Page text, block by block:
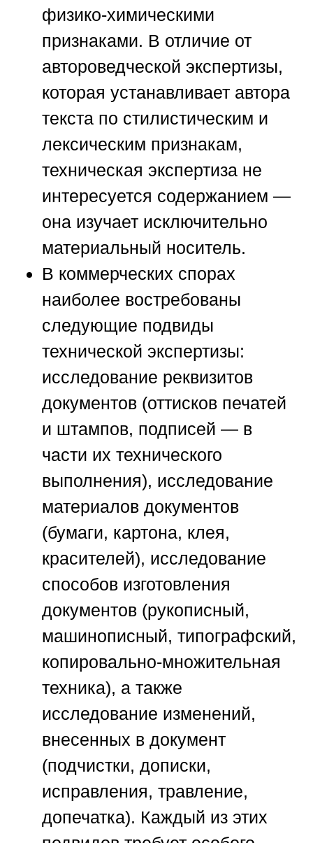
физико-химическими
признаками. В отличие от
автороведческой экспертизы,
которая устанавливает автора
текста по стилистическим и
лексическим признакам,
техническая экспертиза не
интересуется содержанием —
она изучает исключительно
материальный носитель.
В коммерческих спорах
наиболее востребованы
следующие подвиды
технической экспертизы:
исследование реквизитов
документов (оттисков печатей
и штампов, подписей — в
части их технического
выполнения), исследование
материалов документов
(бумаги, картона, клея,
красителей), исследование
способов изготовления
документов (рукописный,
машинописный, типографский,
копировально-множительная
техника), а также
исследование изменений,
внесенных в документ
(подчистки, дописки,
исправления, травление,
допечатка). Каждый из этих